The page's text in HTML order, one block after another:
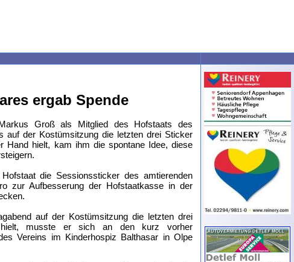
ergab Spende
Groß als Mitglied des Hofstaats des
auf der Kostümsitzung die letzten drei Sticker
Hand hielt, kam ihm die spontane Idee, diese
die Sessionssticker des amtierenden
zur Aufbesserung der Hofstaatkasse in der
auf der Kostümsitzung die letzten drei
musste er sich an den kurz vorher
Vereins im Kinderhospiz Balthasar in Olpe